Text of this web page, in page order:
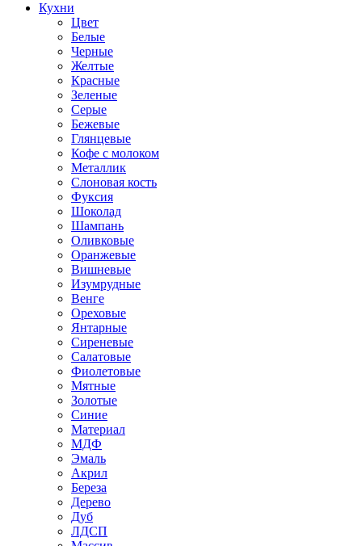
Кухни
Цвет
Белые
Черные
Желтые
Красные
Зеленые
Серые
Бежевые
Глянцевые
Кофе с молоком
Металлик
Слоновая кость
Фуксия
Шоколад
Шампань
Оливковые
Оранжевые
Вишневые
Изумрудные
Венге
Ореховые
Янтарные
Сиреневые
Салатовые
Фиолетовые
Мятные
Золотые
Синие
Материал
МДФ
Эмаль
Акрил
Береза
Дерево
Дуб
ЛДСП